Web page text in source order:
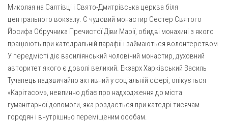
Миколая на Салтівці і Свято-Дмитрівська церква біля
центрального вокзалу. Є чудовий монастир Сестер Святого
Йосифа Обручника Пречистої Діви Марії, обидві монахині з якого
працюють при катедральній парафії і займаються волонтерством.
У передмісті діє василіянський чоловічий монастир, духовний
авторитет якого є доволі великий. Екзарх Харківський Василь
Тучапець надзвичайно активний у соціальній сфері, опікується
«Карітасом», невпинно дбає про надходження до міста
гуманітарної допомоги, яка роздається при катедрі тисячам
городян і внутрішньо переміщеним особам.